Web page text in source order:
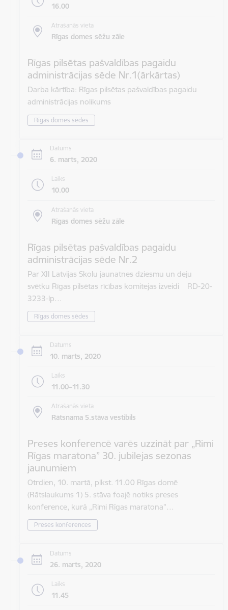
16.00
Atrašanās vieta
Rīgas domes sēžu zāle
Rīgas pilsētas pašvaldības pagaidu
administrācijas sēde Nr.1(ārkārtas)
Darba kārtība: Rīgas pilsētas pašvaldības pagaidu
administrācijas nolikums
Rīgas domes sēdes
Datums
6. marts, 2020
Laiks
10.00
Atrašanās vieta
Rīgas domes sēžu zāle
Rīgas pilsētas pašvaldības pagaidu
administrācijas sēde Nr.2
Par XII Latvijas Skolu jaunatnes dziesmu un deju
svētku Rīgas pilsētas rīcības komitejas izveidi RD-20-
3233-lp…
Rīgas domes sēdes
Datums
10. marts, 2020
Laiks
11.00–11.30
Atrašanās vieta
Rātsnama 5.stāva vestibils
Preses konferencē varēs uzzināt par „Rimi
Rīgas maratona” 30. jubilejas sezonas
jaunumiem
Otrdien, 10. martā, plkst. 11.00 Rīgas domē
(Rātslaukums 1) 5. stāva foajē notiks preses
konference, kurā „Rimi Rīgas maratona”…
Preses konferences
Datums
26. marts, 2020
Laiks
11.45